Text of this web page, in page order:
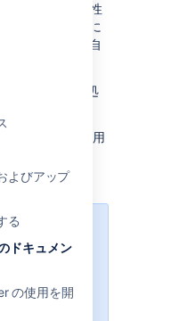
よびアップ
る
ドキュメン
の使用を開
は終了する可能性
リケーションに
によって自
アクションを処
イル プレビュー用
ート
は
でのみ利
はこれらの処
って行われる